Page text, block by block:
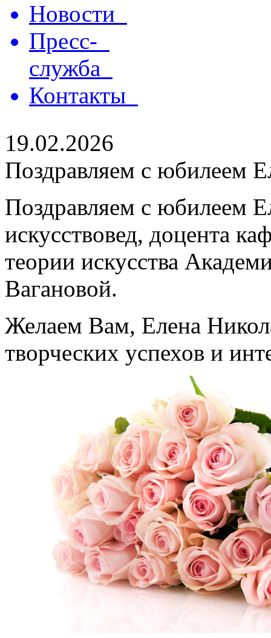
Новости
Пресс-
служба
Контакты
19.02.2026
Поздравляем с юбилеем
Поздравляем с юбилеем
искусствовед, доцента
теории искусства
Вагановой.
Желаем Вам, Елена
творческих успехов и